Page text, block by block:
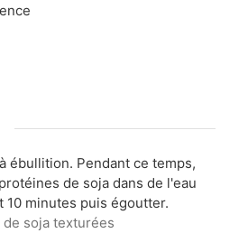
ébullition. Pendant ce temps,
de soja dans de l'eau
10 minutes puis égoutter.
soja texturées